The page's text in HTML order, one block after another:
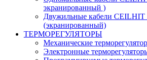
экранированный )
Двужильные кабели CEILHIT
(экранированный)
ТЕРМОРЕГУЛЯТОРЫ
Механические
Электронные